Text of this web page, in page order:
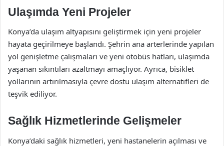
Ulaşımda Yeni Projeler
Konya’da ulaşım altyapısını geliştirmek için yeni projeler
hayata geçirilmeye başlandı. Şehrin ana arterlerinde yapılan
yol genişletme çalışmaları ve yeni otobüs hatları, ulaşımda
yaşanan sıkıntıları azaltmayı amaçlıyor. Ayrıca, bisiklet
yollarının artırılmasıyla çevre dostu ulaşım alternatifleri de
teşvik ediliyor.
Sağlık Hizmetlerinde Gelişmeler
Konya’daki sağlık hizmetleri, yeni hastanelerin açılması ve